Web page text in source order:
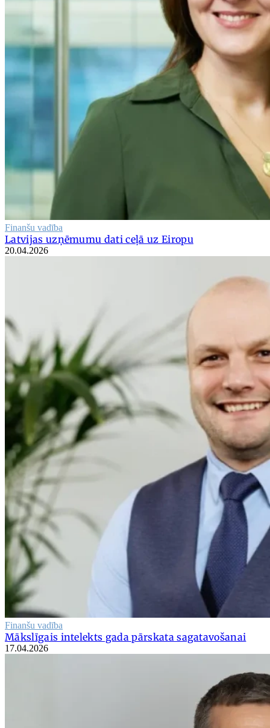
Finanšu vadība
Latvijas uzņēmumu dati ceļā uz Eiropu
20.04.2026
Finanšu vadība
Mākslīgais intelekts gada pārskata sagatavošanai
17.04.2026